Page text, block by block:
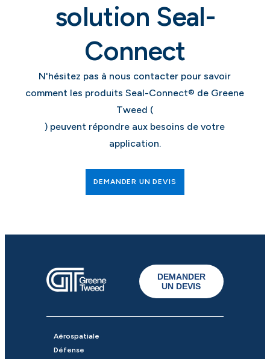
solution Seal-
Connect
N'hésitez pas à nous contacter pour savoir
comment les produits Seal-Connect® de Greene
Tweed (
) peuvent répondre aux besoins de votre
application.
DEMANDER UN DEVIS
DEMANDER
UN DEVIS
Aérospatiale
Défense